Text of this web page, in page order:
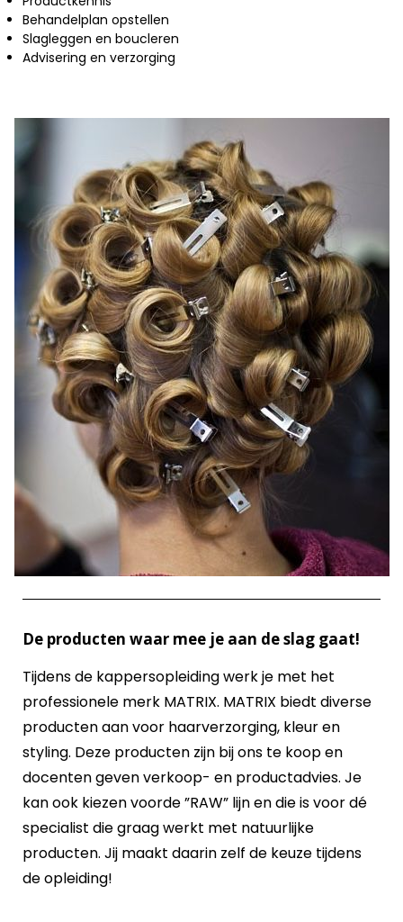
Behandelplan opstellen
Slagleggen en boucleren
Advisering en verzorging
De producten waar mee je aan de slag gaat!
Tijdens de kappersopleiding werk je met het
professionele merk MATRIX. MATRIX biedt diverse
producten aan voor haarverzorging, kleur en
styling. Deze producten zijn bij ons te koop en
docenten geven verkoop- en productadvies. Je
kan ook kiezen voorde ”RAW” lijn en die is voor dé
specialist die graag werkt met natuurlijke
producten. Jij maakt daarin zelf de keuze tijdens
de opleiding!